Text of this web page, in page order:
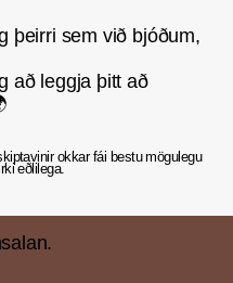
þeirri sem við bjóðum,
að leggja þitt að
okkar fái bestu mögulegu
eðlilega.
.